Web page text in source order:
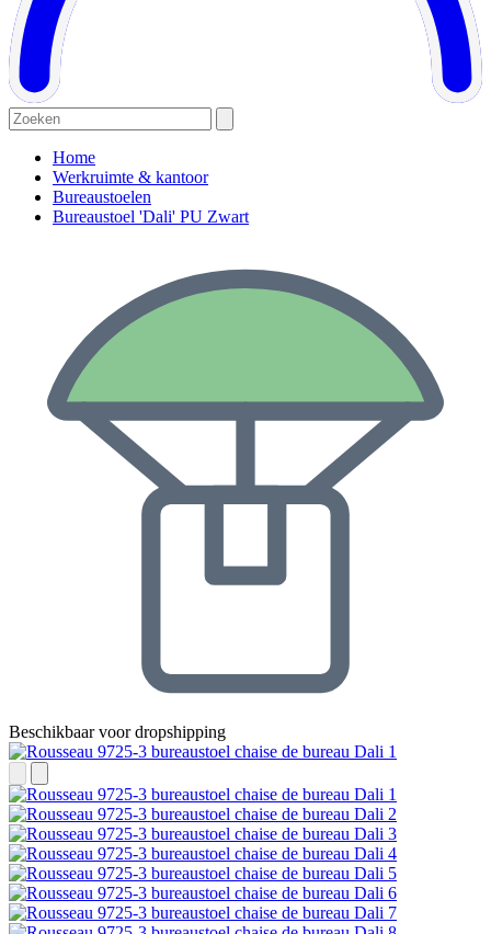
Home
Werkruimte & kantoor
Bureaustoelen
Bureaustoel 'Dali' PU Zwart
Beschikbaar voor dropshipping